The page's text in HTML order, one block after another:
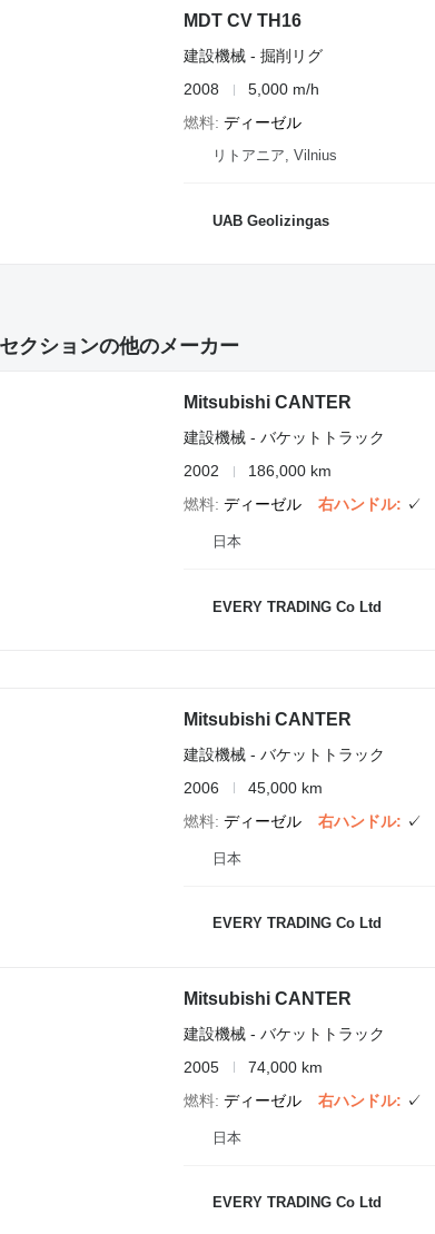
MDT CV TH16
建設機械 - 掘削リグ
2008
5,000 m/h
燃料 ディーゼル
リトアニア, Vilnius
UAB Geolizingas
クションの他のメーカー
Mitsubishi CANTER
建設機械 - バケットトラック
2002
186,000 km
燃料 ディーゼル 右ハンドル ✓
日本
EVERY TRADING Co Ltd
Mitsubishi CANTER
建設機械 - バケットトラック
2006
45,000 km
燃料 ディーゼル 右ハンドル ✓
日本
EVERY TRADING Co Ltd
Mitsubishi CANTER
建設機械 - バケットトラック
2005
74,000 km
燃料 ディーゼル 右ハンドル ✓
日本
EVERY TRADING Co Ltd